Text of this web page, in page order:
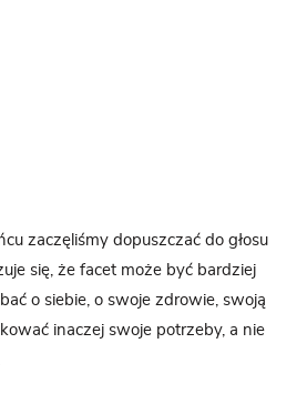
zaczęliśmy dopuszczać do głosu
się, że facet może być bardziej
o siebie, o swoje zdrowie, swoją
inaczej swoje potrzeby, a nie